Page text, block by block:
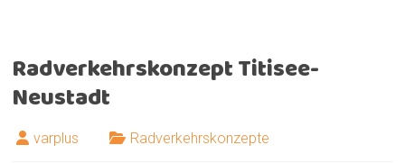
Radverkehrskonzept Titisee-
Neustadt
varplus Radverkehrskonzepte